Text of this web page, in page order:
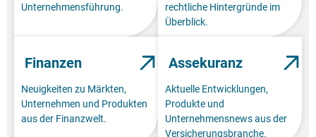
Unternehmensführung.
rechtliche Hintergründe im
Überblick.
Finanzen
Neuigkeiten zu Märkten,
Unternehmen und Produkten
aus der Finanzwelt.
Assekuranz
Aktuelle Entwicklungen,
Produkte und
Unternehmensnews aus der
Versicherungsbranche.